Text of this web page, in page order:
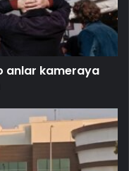
anlar kameraya